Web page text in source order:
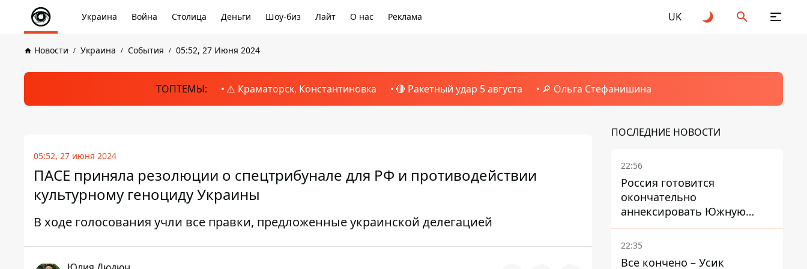
Украина Война Столица Деньги Шоу-биз Лайт О нас Реклама UK
Новости Украина События 05:52, 27 Июня 2024
ТОПТЕМЫ: ⚠️ Краматорск, Константиновка 🔴 Ракетный удар 5 августа 🔎 Ольга Стефанишина
05:52, 27 июня 2024
ПАСЕ приняла резолюции о спецтрибунале для РФ и противодействии
культурному геноциду Украины
В ходе голосования учли все правки, предложенные украинской делегацией
ПОСЛЕДНИЕ НОВОСТИ
22:56
Россия готовится
окончательно
аннексировать Южную
Осетию – страны НАТО
обеспокоены
22:35
Все кончено – Усик